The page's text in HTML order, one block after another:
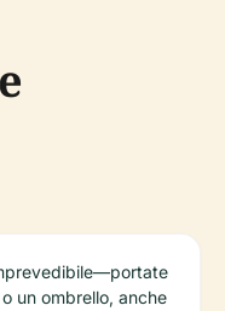
un ombrello, anche